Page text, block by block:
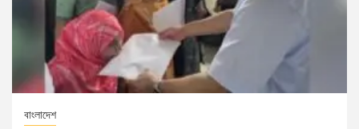
বাংলাদেশ